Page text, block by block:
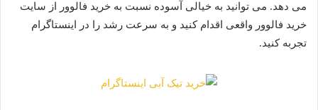
می دهد. می توانید به خیالی آسوده نسبت به خرید فالوور از سایت
خرید فالوور واقعی اقدام کنید و به سرعت رشد را در اینستاگرام
تجربه کنید.